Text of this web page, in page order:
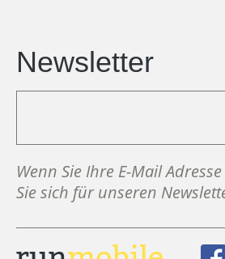
Newsletter
Wenn Sie Ihre E-Mail
Sie sich für unseren